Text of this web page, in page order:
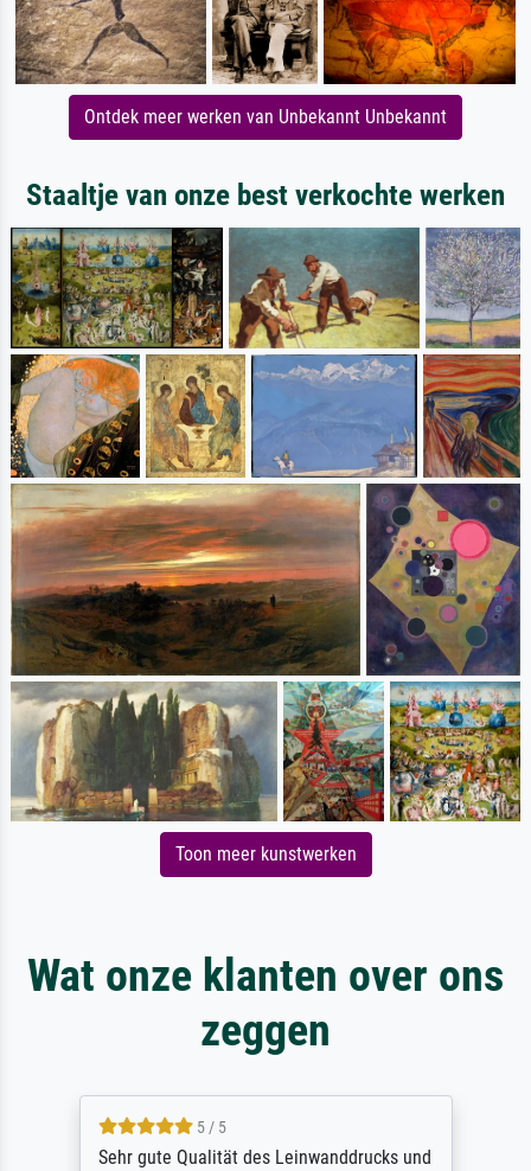
Ontdek meer werken van Unbekannt Unbekannt
Staaltje van onze best verkochte werken
Toon meer kunstwerken
Wat onze klanten over ons
zeggen
5 / 5
Sehr gute Qualität des Leinwanddrucks und